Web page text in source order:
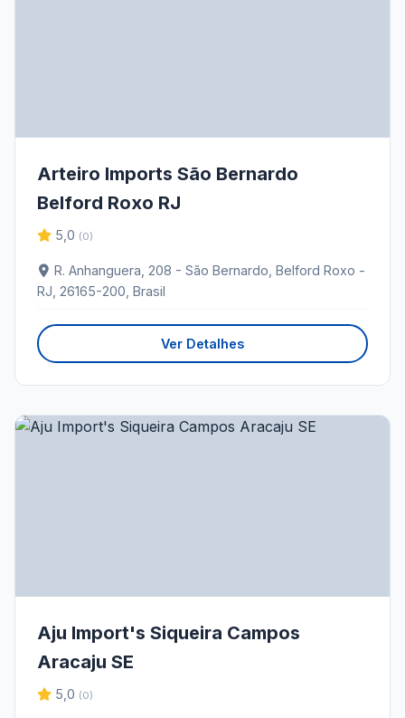
Arteiro Imports São Bernardo
Belford Roxo RJ
5,0 (0)
R. Anhanguera, 208 - São Bernardo, Belford Roxo -
RJ, 26165-200, Brasil
Ver Detalhes
Aju Import's Siqueira Campos
Aracaju SE
5,0 (0)